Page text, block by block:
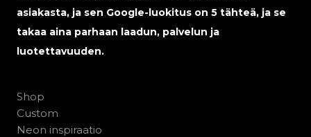
asiakasta, ja sen Google-luokitus on 5 tähteä, ja se
takaa aina parhaan laadun, palvelun ja
luotettavuuden.
Shop
Custom
Neon inspiraatio